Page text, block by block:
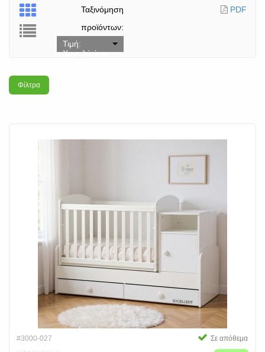
Ταξινόμηση
προϊόντων:
Τιμή:
Χαμηλή έως
Φίλτρα
PDF
#3000-027 Σε απόθεμα